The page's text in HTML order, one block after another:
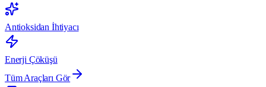
Antioksidan İhtiyacı
Enerji Çöküşü
Tüm Araçları Gör